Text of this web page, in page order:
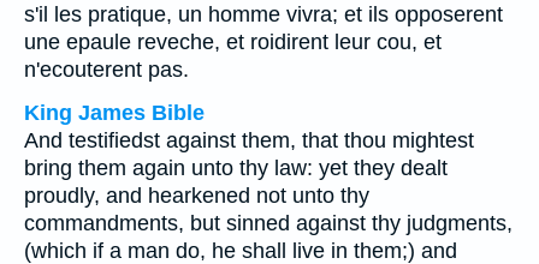
s'il les pratique, un homme vivra; et ils opposerent
une epaule reveche, et roidirent leur cou, et
n'ecouterent pas.
King James Bible
And testifiedst against them, that thou mightest
bring them again unto thy law: yet they dealt
proudly, and hearkened not unto thy
commandments, but sinned against thy judgments,
(which if a man do, he shall live in them;) and